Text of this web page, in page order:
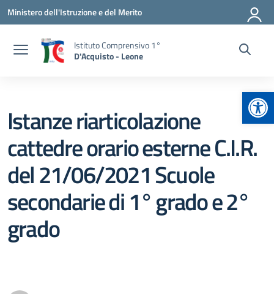
Vai ai contenuti
Vai al menu di navigazione
Vai al footer
Ministero dell'Istruzione e del Merito
Istituto Comprensivo 1°
D'Acquisto - Leone
Istanze riarticolazione
cattedre orario esterne C.I.R.
del 21/06/2021 Scuole
secondarie di 1° grado e 2°
grado